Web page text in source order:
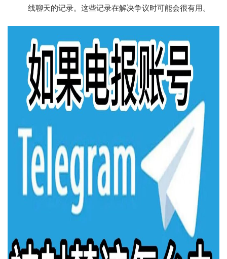
线聊天的记录。这些记录在解决争议时可能会很有用。